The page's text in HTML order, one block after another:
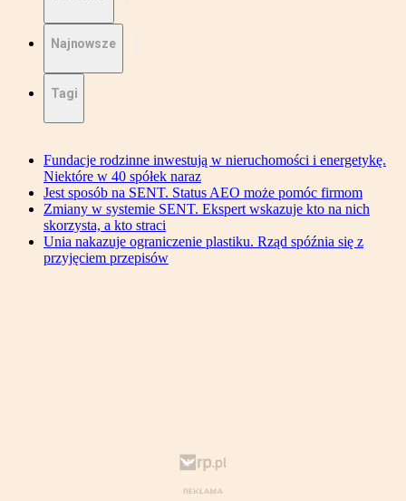
Najnowsze
Tagi
Fundacje rodzinne inwestują w nieruchomości i energetykę.
Niektóre w 40 spółek naraz
Jest sposób na SENT. Status AEO może pomóc firmom
Zmiany w systemie SENT. Ekspert wskazuje kto na nich
skorzysta, a kto straci
Unia nakazuje ograniczenie plastiku. Rząd spóźnia się z
przyjęciem przepisów